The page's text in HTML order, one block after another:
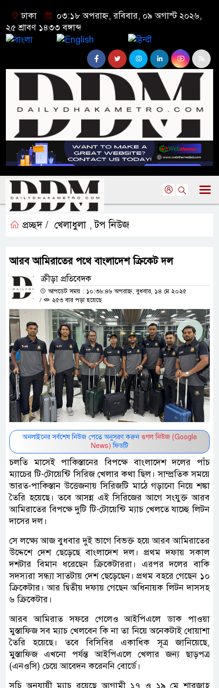
ঢাকা
০৩:১৮ অপরাহ্ন, রবিবার, ০৯ অগাস্ট ২০২৬,
২৫ শ্রাবণ ১৪৩৩ বঙ্গাব্দ
প্রচ্ছদ / খেলাধুলা ,টপ নিউজ
আরব আমিরাতের পথে বাংলাদেশ ক্রিকেট দল
ক্রীড়া প্রতিবেদক
আপডেট সময় : ১০:৩৬:৪৬ অপরাহ্ন, বুধবার, ১৪ মে ২০২৫
/
২৫৩ বার পড়া হয়েছে
অনলাইনের সর্বশেষ নিউজ পেতে অনুসরণ করুন গুগল নিউজ (Google
News) ফিডটি
চলতি মাসেই পাকিস্তানের বিপক্ষে বাংলাদেশ দলের পাঁচ
ম্যাচের টি-টোয়েন্টি সিরিজ খেলার কথা ছিল। সাম্প্রতিক সময়ে
ভারত-পাকিস্তান উত্তেজনায় সিরিজটি মাঠে গড়ানো নিয়ে শঙ্কা
তৈরি হয়েছে। তবে আসন্ন এই সিরিজের আগে সংযুক্ত আরব
আমিরাতের বিপক্ষে দুটি টি-টোয়েন্টি ম্যাচ খেলতে যাচ্ছে লিটন
দাসের দল।
সে লক্ষ্যে আজ বুধবার দুই ভাগে বিভক্ত হয়ে আরব আমিরাতের
উদ্দেশে দেশ ছেড়েছে বাংলাদেশ দল। প্রথম দফায় সকাল
দশটার বিমান ধরেছেন ক্রিকেটাররা। এরপর দলের বাকি
সদস্যরা সন্ধ্যা সাতটায় দেশ ছেড়েছেন। প্রথম বহরে গেছেন ১০
ক্রিকেটার। আর দ্বিতীয় দফায় গেছেন অধিনায়ক লিটন দাসসহ
৬ ক্রিকেটার।
আরব আমিরাত সফরে গেলেও আইপিএলে ডাক পাওয়া
মুস্তাফিজ সব ম্যাচ খেলবেন কি না তা নিয়ে অনেকটাই ধোয়াশা
তৈরি হয়েছে। তবে বিসিবির একাধিক সূত্র জানিয়েছে,
মুস্তাফিজ এখনো পর্যন্ত আইপিএলে খেলার জন্য ছাড়পত্র
(এনওসি) চেয়ে আবেদন করেননি বোর্ডে।
সূচি অনুযায়ী ম্যাচ রয়েছে আগামী ১৭ ও ১৯ মে শারজাহ